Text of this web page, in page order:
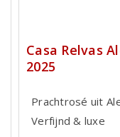
Casa Relvas
2025
Prachtrosé uit
Verfijnd & luxe